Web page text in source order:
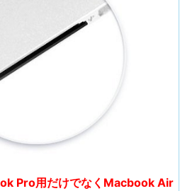
Pro用だけでなくMacbook Air